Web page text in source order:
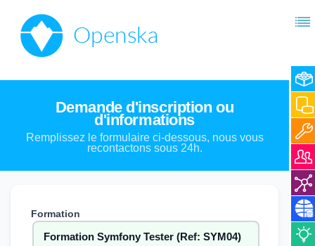
Demande d'inscription ou
d'informations
Remplissez le formulaire ci-dessous, nous vous
recontactons sous 24h.
Formation